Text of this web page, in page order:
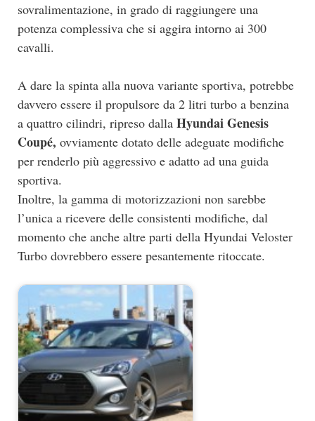
sovralimentazione, in grado di raggiungere una
potenza complessiva che si aggira intorno ai 300
cavalli.
A dare la spinta alla nuova variante sportiva, potrebbe
davvero essere il propulsore da 2 litri turbo a benzina
a quattro cilindri, ripreso dalla Hyundai Genesis
Coupé, ovviamente dotato delle adeguate modifiche
per renderlo più aggressivo e adatto ad una guida
sportiva.
Inoltre, la gamma di motorizzazioni non sarebbe
l’unica a ricevere delle consistenti modifiche, dal
momento che anche altre parti della Hyundai Veloster
Turbo dovrebbero essere pesantemente ritoccate.